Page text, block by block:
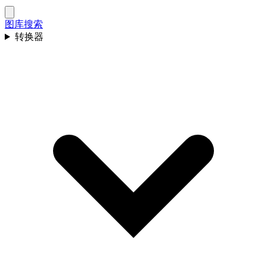
图库搜索
转换器